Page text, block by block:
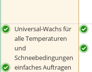
Universal-Wachs für
alle Temperaturen
und
Schneebedingungen
einfaches Auftragen